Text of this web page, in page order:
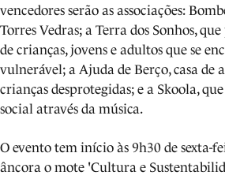
vencedores serão as associações:
Torres Vedras; a Terra dos Sonhos,
de crianças, jovens e adultos que se
vulnerável; a Ajuda de Berço, casa de
crianças desprotegidas; e a Skoola,
social através da música.
O evento tem início às 9h30 de sexta-
âncora o mote 'Cultura e